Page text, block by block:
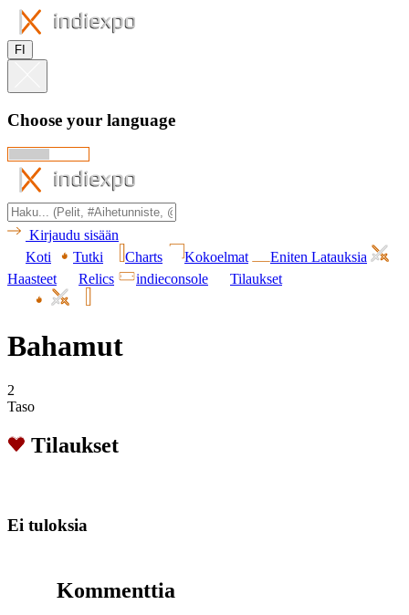
FI
Choose your language
Kirjaudu sisään
Koti
Tutki Charts Kokoelmat
Eniten Latauksia
Haasteet
Relics indieconsole Tilaukset
Bahamut
2
Taso
Tilaukset
Ei tuloksia
Kommenttia